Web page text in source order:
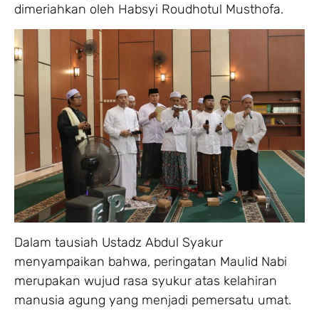
dimeriahkan oleh Habsyi Roudhotul Musthofa.
Dalam tausiah Ustadz Abdul Syakur
menyampaikan bahwa, peringatan Maulid Nabi
merupakan wujud rasa syukur atas kelahiran
manusia agung yang menjadi pemersatu umat.